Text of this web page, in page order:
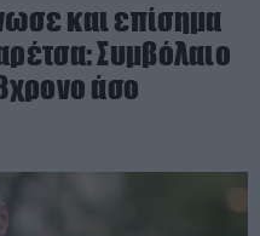
και επίσημα
Συμβόλαιο
άσο